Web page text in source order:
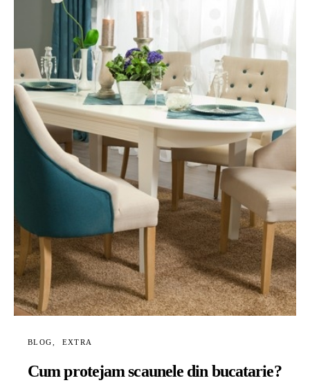
BLOG EXTRA
Cum protejam scaunele din bucatarie?